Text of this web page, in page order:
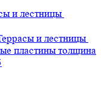
и лестницы
и лестницы
пластины толщина